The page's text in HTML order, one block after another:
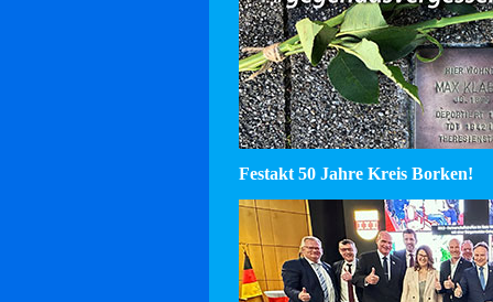
Festakt 50 Jahre Kreis Borken!